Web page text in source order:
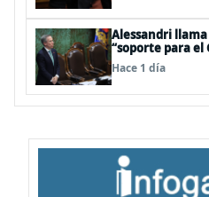
Alessandri
“soporte para el
internas tras
Hace 1 día